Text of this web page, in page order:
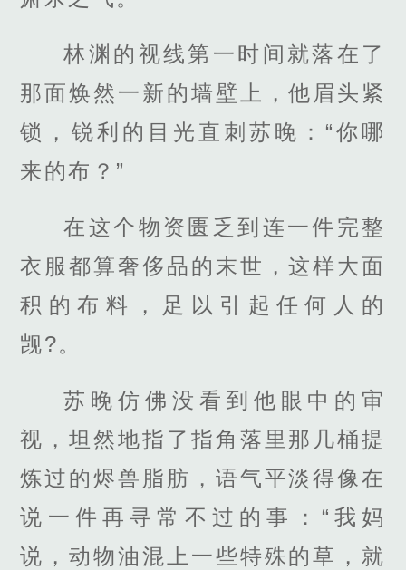
林渊的视线第一时间就落在了
那面焕然一新的墙壁上，他眉头紧
锁，锐利的目光直刺苏晚：“你哪
来的布？”
在这个物资匮乏到连一件完整
衣服都算奢侈品的末世，这样大面
积的布料，足以引起任何人的
觊?。
苏晚仿佛没看到他眼中的审
视，坦然地指了指角落里那几桶提
炼过的烬兽脂肪，语气平淡得像在
说一件再寻常不过的事：“我妈
说，动物油混上一些特殊的草，就